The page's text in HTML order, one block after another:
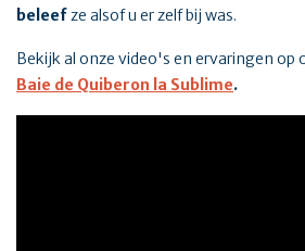
beleef ze alsof u er zelf bij was.
Bekijk al onze video's en ervaringen op
Baie de Quiberon la Sublime.